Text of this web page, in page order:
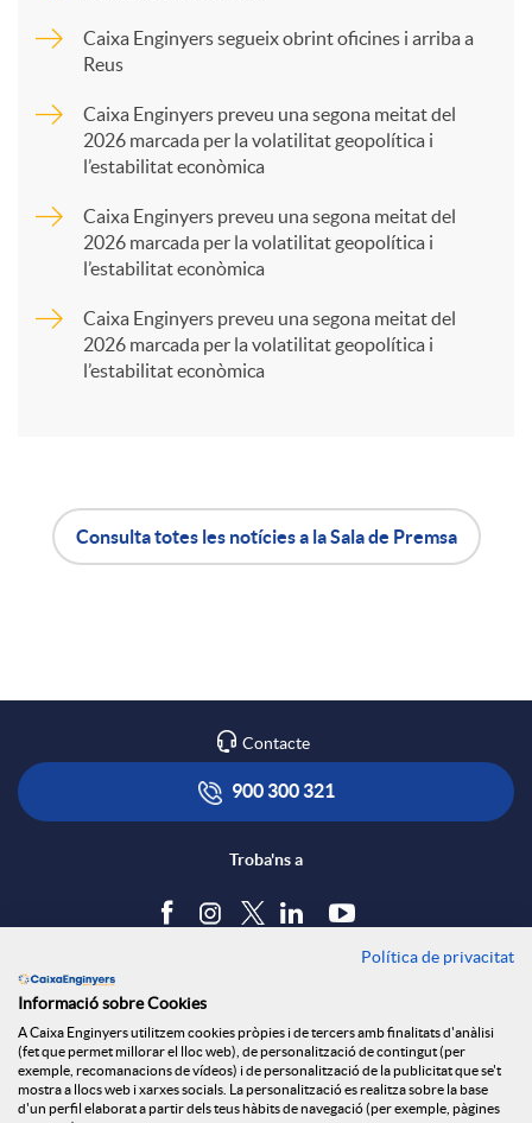
p
a
x
S
o
Caixa Enginyers segueix obrint oficines i arriba a
Reus
Caixa Enginyers preveu una segona meitat del
2026 marcada per la volatilitat geopolítica i
l’estabilitat econòmica
Caixa Enginyers preveu una segona meitat del
2026 marcada per la volatilitat geopolítica i
l’estabilitat econòmica
Caixa Enginyers preveu una segona meitat del
2026 marcada per la volatilitat geopolítica i
l’estabilitat econòmica
i
c
i
ó
a
l
Consulta totes les notícies a la Sala de Premsa
Contacte
900 300 321
Troba'ns a
Política de cookies
Avís legal
Seguretat Online
Política de privacitat
Informació sobre Cookies
A Caixa Enginyers utilitzem cookies pròpies i de tercers amb finalitats d'anàlisi
(fet que permet millorar el lloc web), de personalització de contingut (per
exemple, recomanacions de vídeos) i de personalització de la publicitat que se't
mostra a llocs web i xarxes socials. La personalització es realitza sobre la base
d'un perfil elaborat a partir dels teus hàbits de navegació (per exemple, pàgines